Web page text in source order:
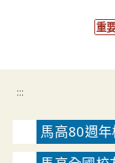
重
:::
馬高80週年